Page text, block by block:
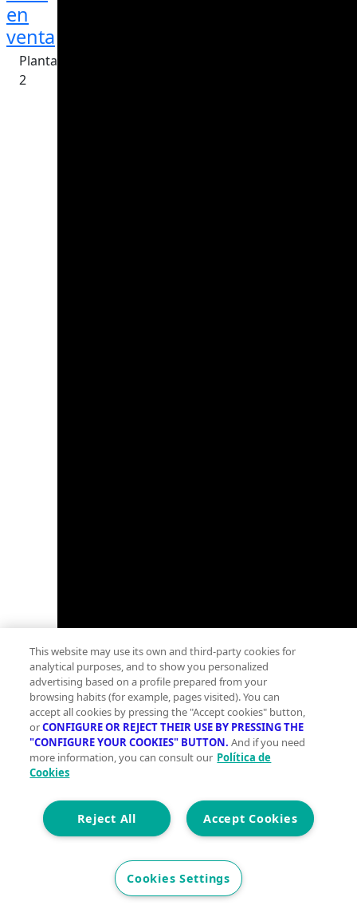
en
venta
Planta
2
This website may use its own and third-party cookies for
analytical purposes, and to show you personalized
advertising based on a profile prepared from your
browsing habits (for example, pages visited). You can
accept all cookies by pressing the "Accept cookies" button,
orCONFIGURE OR REJECT THEIR USE BY PRESSING THE
"CONFIGURE YOUR COOKIES" BUTTON. And if you need
more information, you can consult our Política de
Cookies
Accept Cookies
Reject All
Cookies Settings